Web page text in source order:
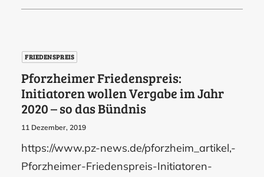
FRIEDENSPREIS
Pforzheimer Friedenspreis:
Initiatoren wollen Vergabe im Jahr
2020 – so das Bündnis
11 Dezember, 2019
https://www.pz-news.de/pforzheim_artikel,-
Pforzheimer-Friedenspreis-Initiatoren-